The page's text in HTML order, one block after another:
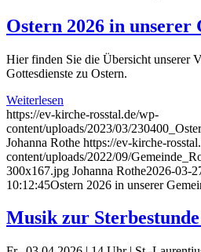
Ostern 2026 in unserer
Hier finden Sie die Übersicht unserer
Gottesdienste zu Ostern.
Weiterlesen
https://ev-kirche-rosstal.de/wp-
content/uploads/2023/03/
Johanna Rothe https://ev-kirche-
content/uploads/2022/09/
300x167.jpg Johanna Rothe2026-03-
10:12:45Ostern 2026 in unserer
Musik zur Sterbestunde